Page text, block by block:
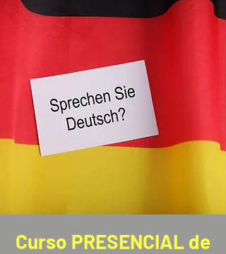
Curso PRESENCIAL de